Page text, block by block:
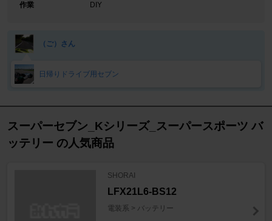
作業
DIY
（ご）さん
日帰りドライブ用セブン
スーパーセブン_Kシリーズ_スーパースポーツ バ
ッテリー の人気商品
SHORAI
LFX21L6-BS12
電装系 > バッテリー